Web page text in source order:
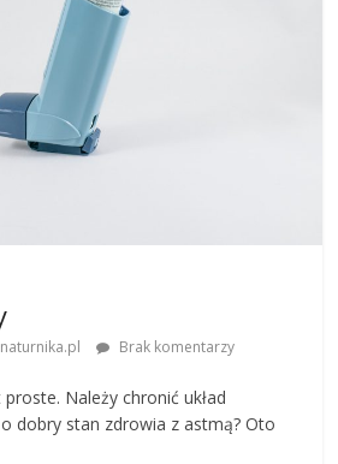
naturnika.pl Brak komentarzy
Należy chronić układ
dobry stan zdrowia z astmą? Oto